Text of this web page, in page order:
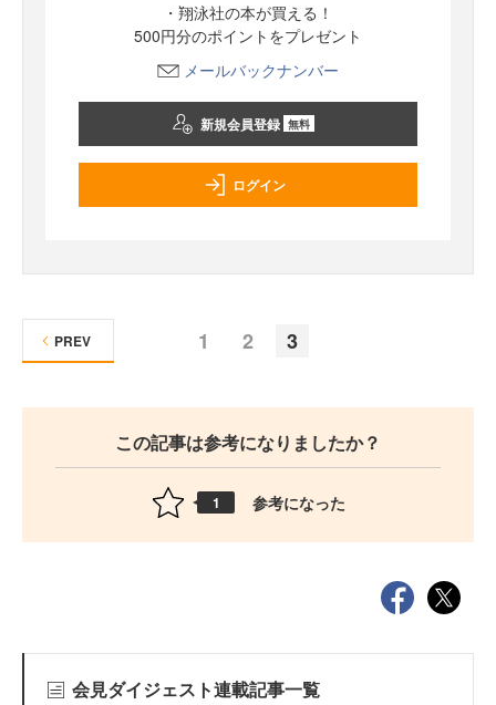
・翔泳社の本が買える！
500円分のポイントをプレゼント
メールバックナンバー
新規会員登録 無料
ログイン
1 2 3
PREV
この記事は参考になりましたか？
1 参考になった
会見ダイジェスト連載記事一覧